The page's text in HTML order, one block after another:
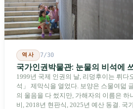
역사 7/30
국가인권박물관: 눈물의 비석에
1999년 국제 인권의 날, 리덩후이는 뤼다
석」 제막식을 열었다. 보양은 스물여덟
의 울음을 다 썼지만, 가해자의 이름은 하
비, 2018년 현판식, 2025년 예산 동결. 국